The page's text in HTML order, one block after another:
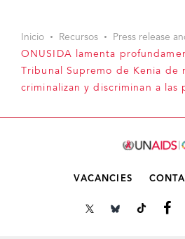
Inicio Recursos
Press release
ONUSIDA lamenta
Tribunal Supremo de Kenia de
criminalizan y discriminan a las
VACANCIES